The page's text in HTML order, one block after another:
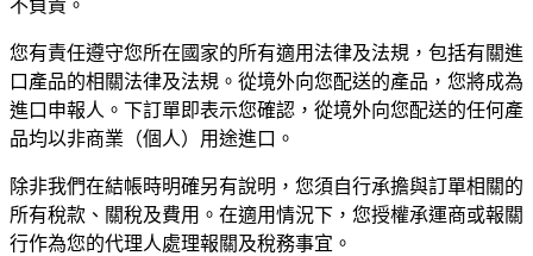
不負責。
您有責任遵守您所在國家的所有適用法律及法規，包括有關進
口產品的相關法律及法規。從境外向您配送的產品，您將成為
進口申報人。下訂單即表示您確認，從境外向您配送的任何產
品均以非商業（個人）用途進口。
除非我們在結帳時明確另有說明，您須自行承擔與訂單相關的
所有稅款、關稅及費用。在適用情況下，您授權承運商或報關
行作為您的代理人處理報關及稅務事宜。